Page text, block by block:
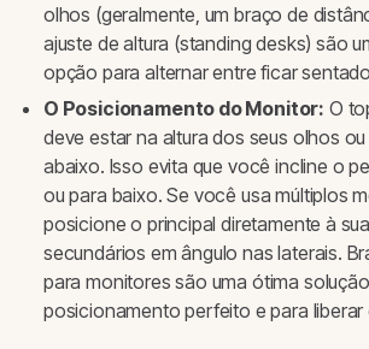
olhos (geralmente, um braço de
ajuste de altura (standing desks) são
opção para alternar entre ficar
O Posicionamento do Monitor: O
deve estar na altura dos seus olhos
abaixo. Isso evita que você incline o
ou para baixo. Se você usa múltiplos
posicione o principal diretamente à
secundários em ângulo nas laterais.
para monitores são uma ótima
posicionamento perfeito e para